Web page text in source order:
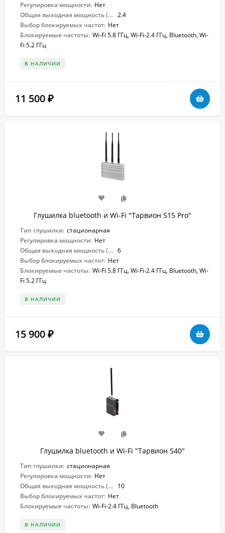
Регулировка мощности: Нет
Общая выходная мощность (Вт): 2.4
Выбор блокируемых частот: Нет
Блокируемые частоты: Wi-Fi 5.8 ГГц, Wi-Fi-2.4 ГГц, Bluetooth, Wi-
Fi 5.2 ГГц
В НАЛИЧИИ
11 500 ₽
Глушилка bluetooth и Wi-Fi "Тарвион S15 Pro"
Тип глушилки: стационарная
Регулировка мощности: Нет
Общая выходная мощность (Вт): 6
Выбор блокируемых частот: Нет
Блокируемые частоты: Wi-Fi 5.8 ГГц, Wi-Fi-2.4 ГГц, Bluetooth, Wi-
Fi 5.2 ГГц
В НАЛИЧИИ
15 900 ₽
Глушилка bluetooth и Wi-Fi "Тарвион S40"
Тип глушилки: стационарная
Регулировка мощности: Нет
Общая выходная мощность (Вт):
10
Выбор блокируемых частот: Нет
Блокируемые частоты: Wi-Fi-2.4 ГГц, Bluetooth
В НАЛИЧИИ